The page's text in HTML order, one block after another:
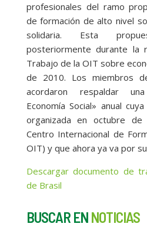
profesionales del ramo
de formación de alto nivel
solidaria. Esta
posteriormente durante la
Trabajo de la OIT sobre
de 2010. Los miembros
acordaron respaldar
Economía Social» anual
organizada en octubre
Centro Internacional de
OIT) y que ahora ya va por
Descargar documento de
de Brasil
BUSCAR EN NOTICIAS